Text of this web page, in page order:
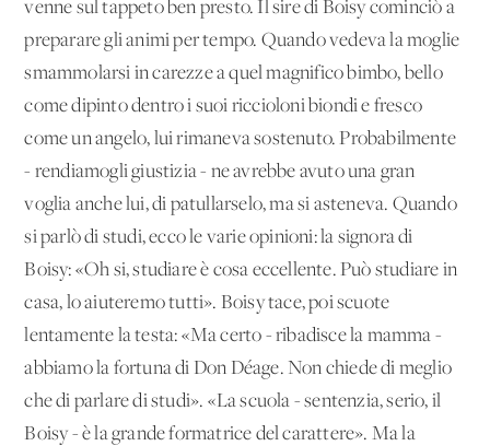
venne sul tappeto ben presto. Il sire di Boisy cominciò a
preparare gli animi per tempo. Quando vedeva la moglie
smammolarsi in carezze a quel magnifico bimbo, bello
come dipinto dentro i suoi riccioloni biondi e fresco
come un angelo, lui rimaneva sostenuto. Probabilmente
- rendiamogli giustizia - ne avrebbe avuto una gran
voglia anche lui, di patullarselo, ma si asteneva. Quando
si parlò di studi, ecco le varie opinioni: la signora di
Boisy: «Oh si, studiare è cosa eccellente. Può studiare in
casa, lo aiuteremo tutti». Boisy tace, poi scuote
lentamente la testa: «Ma certo - ribadisce la mamma -
abbiamo la fortuna di Don Déage. Non chiede di meglio
che di parlare di studi». «La scuola - sentenzia, serio, il
Boisy - è la grande formatrice del carattere». Ma la